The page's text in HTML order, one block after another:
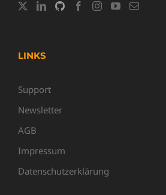
LINKS
Support
Newsletter
AGB
Impressum
Datenschutzerklärung